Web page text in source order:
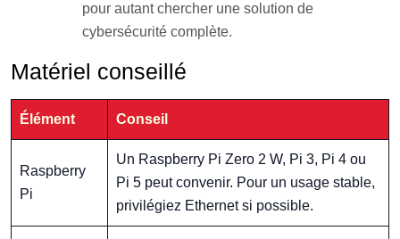
pour autant chercher une solution de
cybersécurité complète.
Matériel conseillé
Élément Conseil
Raspberry
Pi
Un Raspberry Pi Zero 2 W, Pi 3, Pi 4 ou
Pi 5 peut convenir. Pour un usage stable,
privilégiez Ethernet si possible.